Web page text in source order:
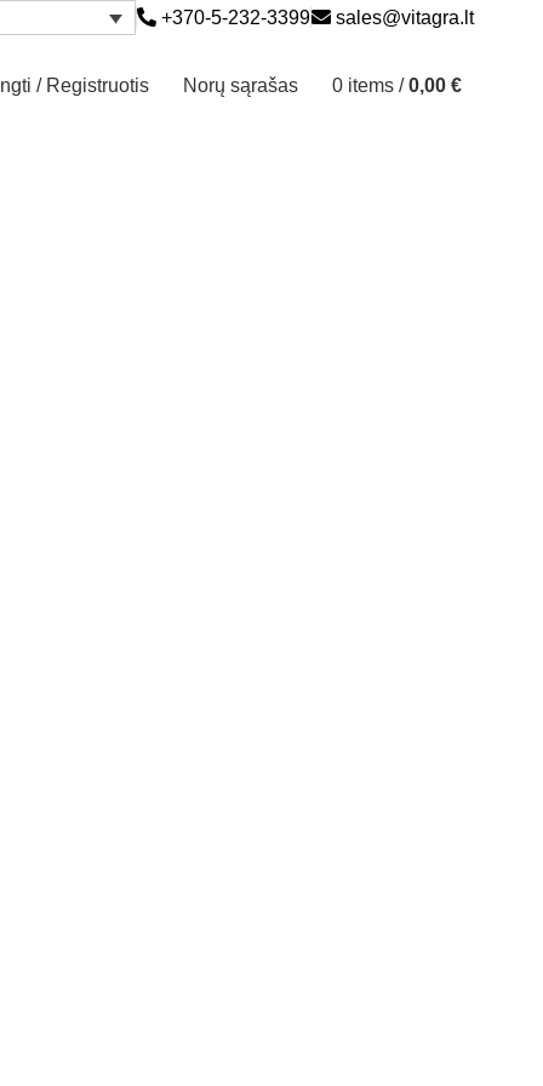
+370-5-232-3399 sales@vitagra.lt
/ Registruotis Norų sąrašas 0 items / 0,00 €